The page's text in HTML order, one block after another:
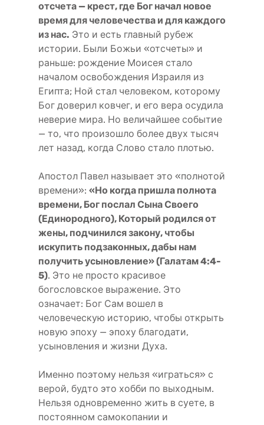
отсчета — крест, где Бог начал новое
время для человечества и для каждого
из нас. Это и есть главный рубеж
истории. Были Божьи «отсчеты» и
раньше: рождение Моисея стало
началом освобождения Израиля из
Египта; Ной стал человеком, которому
Бог доверил ковчег, и его вера осудила
неверие мира. Но величайшее событие
— то, что произошло более двух тысяч
лет назад, когда Слово стало плотью.
Апостол Павел называет это «полнотой
времени»: «Но когда пришла полнота
времени, Бог послал Сына Своего
(Единородного), Который родился от
жены, подчинился закону, чтобы
искупить подзаконных, дабы нам
получить усыновление» (Галатам 4:4-
5). Это не просто красивое
богословское выражение. Это
означает: Бог Сам вошел в
человеческую историю, чтобы открыть
новую эпоху — эпоху благодати,
усыновления и жизни Духа.
Именно поэтому нельзя «играться» с
верой, будто это хобби по выходным.
Нельзя одновременно жить в суете, в
постоянном самокопании и